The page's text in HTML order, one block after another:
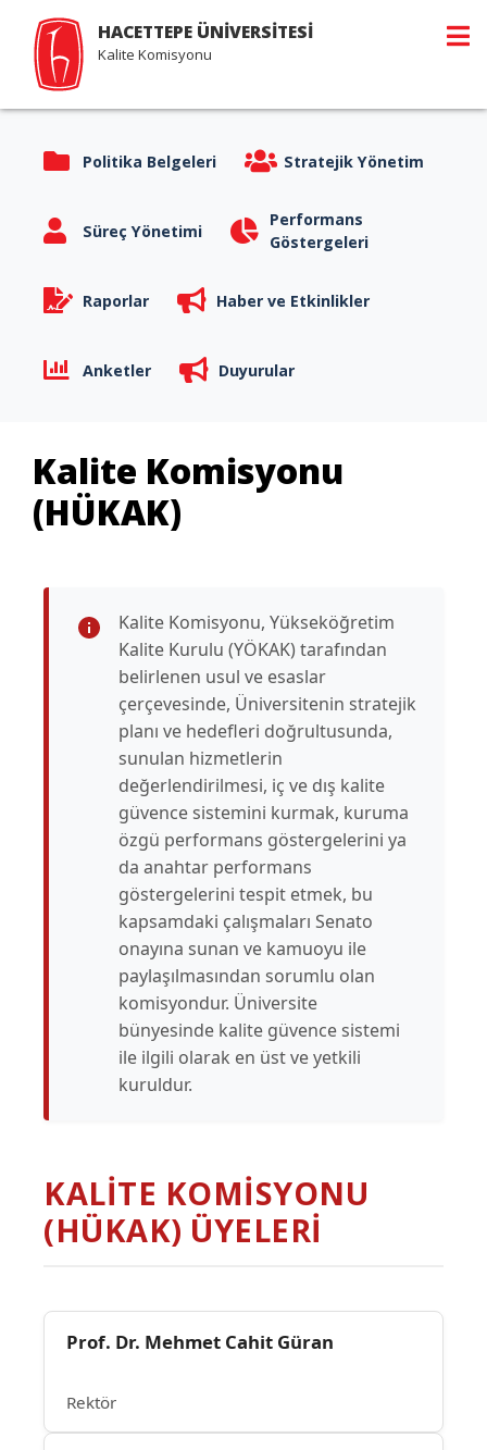
HACETTEPE ÜNİVERSİTESİ
Kalite Komisyonu
Politika Belgeleri Stratejik Yönetim
Süreç Yönetimi
Performans
Göstergeleri
Raporlar Haber ve Etkinlikler
Anketler Duyurular
Kalite Komisyonu
(HÜKAK)
Kalite Komisyonu, Yükseköğretim
Kalite Kurulu (YÖKAK) tarafından
belirlenen usul ve esaslar
çerçevesinde, Üniversitenin stratejik
planı ve hedefleri doğrultusunda,
sunulan hizmetlerin
değerlendirilmesi, iç ve dış kalite
güvence sistemini kurmak, kuruma
özgü performans göstergelerini ya
da anahtar performans
göstergelerini tespit etmek, bu
kapsamdaki çalışmaları Senato
onayına sunan ve kamuoyu ile
paylaşılmasından sorumlu olan
komisyondur. Üniversite
bünyesinde kalite güvence sistemi
ile ilgili olarak en üst ve yetkili
kuruldur.
KALİTE KOMİSYONU
(HÜKAK) ÜYELERİ
Prof. Dr. Mehmet Cahit Güran
Rektör